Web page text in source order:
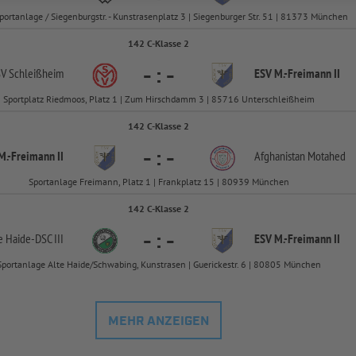
/ Siegenburgstr. - Kunstrasenplatz 3 | Siegenburger Str. 51 | 81373 München
142 C-Klasse 2
Schleißheim - : - ESV M.-Freimann II
Sportplatz Riedmoos, Platz 1 | Zum Hirschdamm 3 | 85716 Unterschleißheim
142 C-Klasse 2
Freimann II - : - Afghanistan Motahed
Sportanlage Freimann, Platz 1 | Frankplatz 15 | 80939 München
142 C-Klasse 2
Haide-DSC III - : - ESV M.-Freimann II
Alte Haide/Schwabing, Kunstrasen | Guerickestr. 6 | 80805 München
MEHR ANZEIGEN